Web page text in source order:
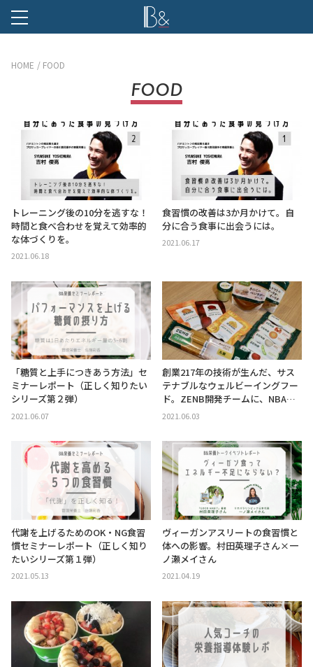
HOME FOOD
FOOD
トレーニング後の10分を逃すな！
時間と食べ合わせを覚えて効率的
な体づくりを。
2021.06.18
食習慣の改善は3か月かけて。自
分に合う食事に出会うには。
2021.06.17
「糖質と上手につきあう方法」セ
ミナーレポート（正しく知りたい
シリーズ第２弾）
2021.06.07
創業217年の技術が生んだ、サス
テナブルなウェルビーイングフー
ド。ZENB開発チームに、NBA…
2021.06.03
代謝を上げるためのOK・NG食習
慣セミナーレポート（正しく知り
たいシリーズ第１弾）
2021.05.13
ヴィーガンアスリートの食習慣と
体への影響。村田英理子さん×一
ノ瀬メイさん
2021.04.19